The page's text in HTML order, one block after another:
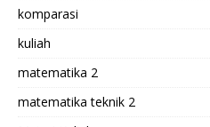
komparasi
kuliah
matematika 2
matematika teknik 2